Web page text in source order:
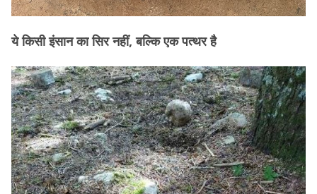
ये किसी इंसान का सिर नहीं, बल्कि एक पत्थर है